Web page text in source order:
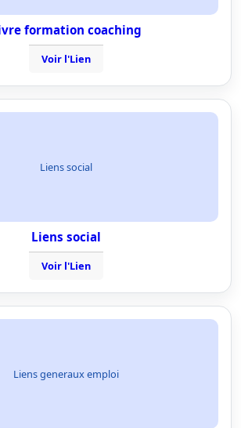
formation coaching
Voir l'Lien
Liens social
Liens social
Voir l'Lien
Liens generaux emploi